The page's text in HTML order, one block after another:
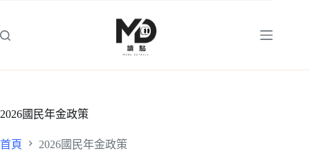
主
2026國民年金政策
首頁 2026國民年金政策